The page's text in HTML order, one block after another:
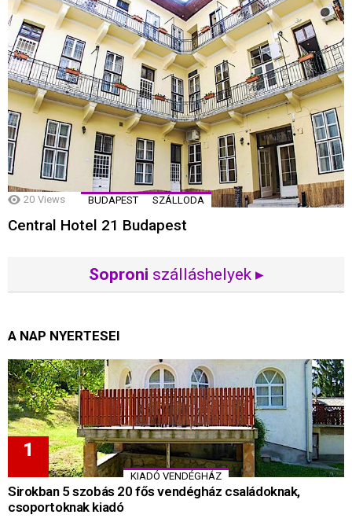
20 Views BUDAPEST SZÁLLODA
Central Hotel 21 Budapest
Soproni szálláshelyek ▸
A NAP NYERTESEI
KIADÓ VENDÉGHÁZ
Sirokban 5 szobás 20 fős vendégház családoknak,
csoportoknak kiadó